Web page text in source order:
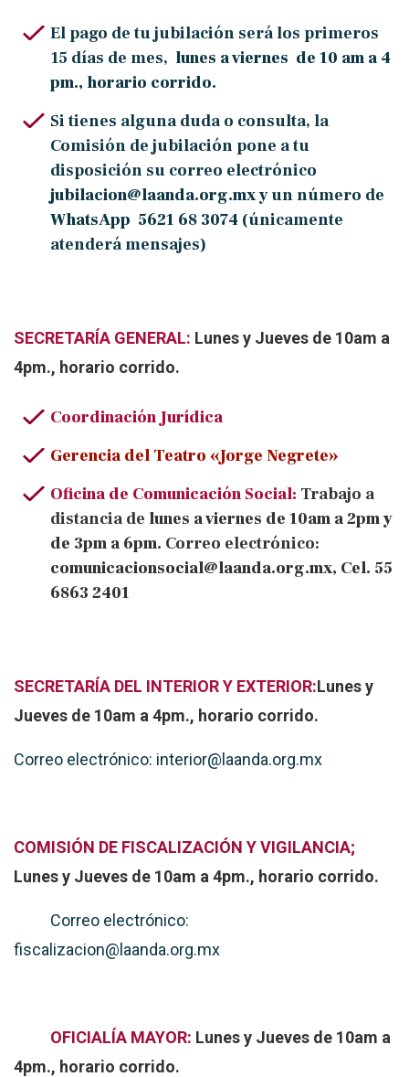
El pago de tu jubilación será los primeros
15 días de mes, lunes a viernes de 10 am a 4
pm., horario corrido.
Si tienes alguna duda o consulta, la
Comisión de jubilación pone a tu
disposición su correo electrónico
jubilacion@laanda.org.mxy un número de
WhatsApp 5621 68 3074 (únicamente
atenderá mensajes)
SECRETARÍA GENERAL: Lunes y Jueves de 10am a
4pm., horario corrido.
Coordinación Jurídica
Gerencia del Teatro «Jorge Negrete»
Oficina de Comunicación Social: Trabajo a
distancia de lunes a viernes de 10am a 2pm y
de 3pm a 6pm. Correo electrónico:
comunicacionsocial@laanda.org.mx, Cel. 55
6863 2401
SECRETARÍA DEL INTERIOR Y EXTERIOR:Lunes y
Jueves de 10am a 4pm., horario corrido.
Correo electrónico: interior@laanda.org.mx
COMISIÓN DE FISCALIZACIÓN Y VIGILANCIA;
Lunes y Jueves de 10am a 4pm., horario corrido.
Correo electrónico:
fiscalizacion@laanda.org.mx
OFICIALÍA MAYOR: Lunes y Jueves de 10am a
4pm., horario corrido.